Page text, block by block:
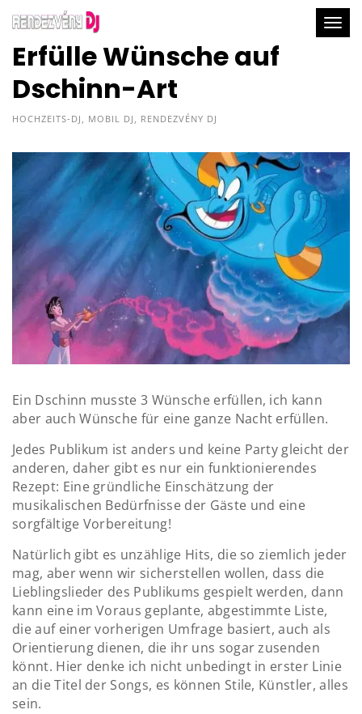
Erfülle Wünsche auf
Dschinn-Art
HOCHZEITS-DJ , MOBIL DJ , RENDEZVÉNY DJ
Ein Dschinn musste 3 Wünsche erfüllen, ich kann
aber auch Wünsche für eine ganze Nacht erfüllen.
Jedes Publikum ist anders und keine Party gleicht der
anderen, daher gibt es nur ein funktionierendes
Rezept: Eine gründliche Einschätzung der
musikalischen Bedürfnisse der Gäste und eine
sorgfältige Vorbereitung!
Natürlich gibt es unzählige Hits, die so ziemlich jeder
mag, aber wenn wir sicherstellen wollen, dass die
Lieblingslieder des Publikums gespielt werden, dann
kann eine im Voraus geplante, abgestimmte Liste,
die auf einer vorherigen Umfrage basiert, auch als
Orientierung dienen, die ihr uns sogar zusenden
könnt. Hier denke ich nicht unbedingt in erster Linie
an die Titel der Songs, es können Stile, Künstler, alles
sein.